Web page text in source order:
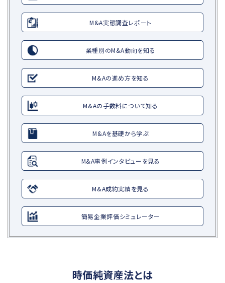
M&A実態調査レポート
業種別のM&A動向を知る
M&Aの進め方を知る
M&Aの手数料について知る
M&Aを基礎から学ぶ
M&A事例インタビューを見る
M&A成約実績を見る
簡易企業評価シミュレーター
時価純資産法とは